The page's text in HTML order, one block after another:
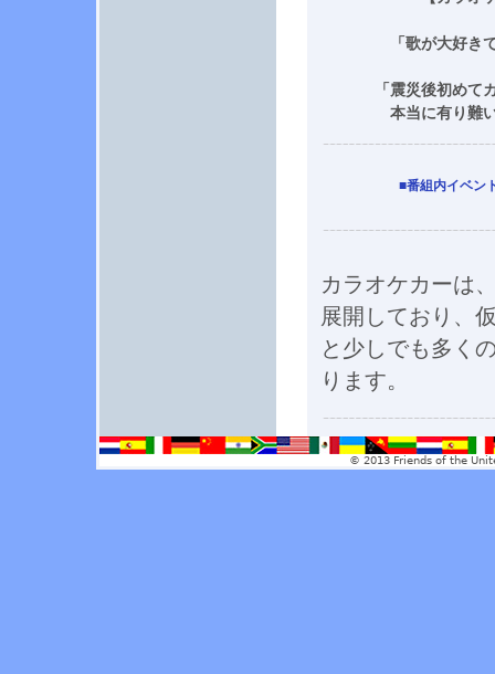
「歌が大好き
「震災後初めて
本当に有り難
■番組内イベン
カラオケカーは
展開しており、
と少しでも多く
ります。
© 2013 Friends of the